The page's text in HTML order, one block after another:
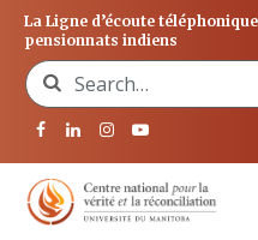
La Ligne d’écoute
pensionnats indiens
Search for: